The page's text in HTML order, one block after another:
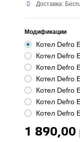
Доставка:
Модификации
Котел Defro
Котел Defro
Котел Defro
Котел Defro
Котел Defro
Котел Defro
Котел Defro
1 890,00